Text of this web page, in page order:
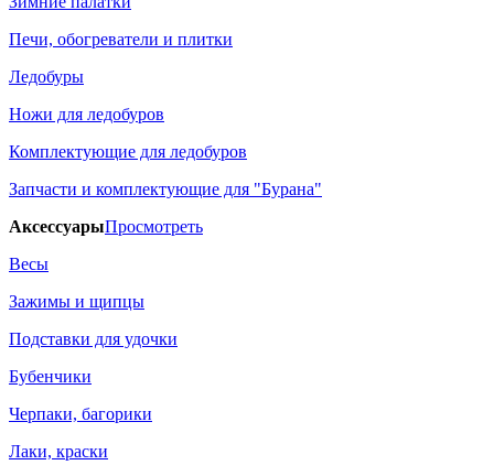
Печи, обогреватели и плитки
Ледобуры
Ножи для ледобуров
Комплектующие для ледобуров
Запчасти и комплектующие для "Бурана"
АксессуарыПросмотреть
Весы
Зажимы и щипцы
Подставки для удочки
Бубенчики
Черпаки, багорики
Лаки, краски